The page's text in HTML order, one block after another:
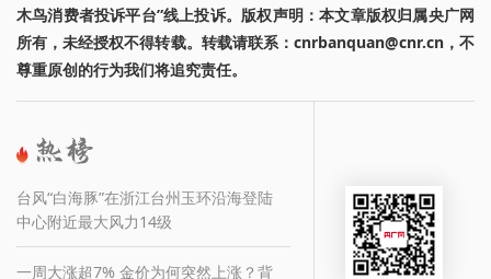
木鸟消费者投诉平台”线上投诉。版权声明：本文章版权归属央广网
所有，未经授权不得转载。转载请联系：cnrbanquan@cnr.cn，不
尊重原创的行为我们将追究责任。
台风“白海豚”在浙江台州玉环沿海登陆
中心附近最大风力14级
一周大涨超7% 金价为何突然上涨？背